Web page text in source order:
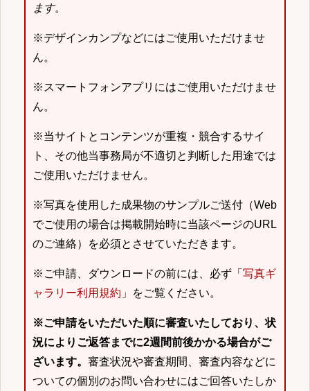
ます。
※デザインカンプなどにはご使用いただけませ
ん。
※スマートフォンアプリにはご使用いただけませ
ん。
※当サイトとコンテンツが重複・競合するサイ
ト、その他当事務局が不適切と判断した用途では
ご使用いただけません。
※写真を使用した成果物のサンプルご送付（Web
でご使用の場合は掲載開始時に当該ページのURL
のご連絡）を必須とさせていただきます。
※ご申請、ダウンロードの前には、必ず「 写真ギ
ャラリー利用規約 」をご覧ください。
※ご申請をいただいた順に審査いたしており、状
況によりご返答までに2週間前後かかる場合がご
ざいます。 審査状況や審査期間、審査内容などに
ついての個別のお問い合わせにはご回答いたしか